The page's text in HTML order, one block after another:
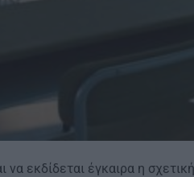
να εκδίδεται έγκαιρα η